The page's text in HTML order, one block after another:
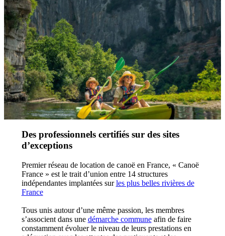
Des professionnels certifiés sur des sites
d’exceptions
Premier réseau de location de canoë en France, « Canoë
France » est le trait d’union entre 14 structures
indépendantes implantées surles plus belles rivières de
France
Tous unis autour d’une même passion, les membres
s’associent dans une démarche communeafin de faire
constamment évoluer le niveau de leurs prestations en